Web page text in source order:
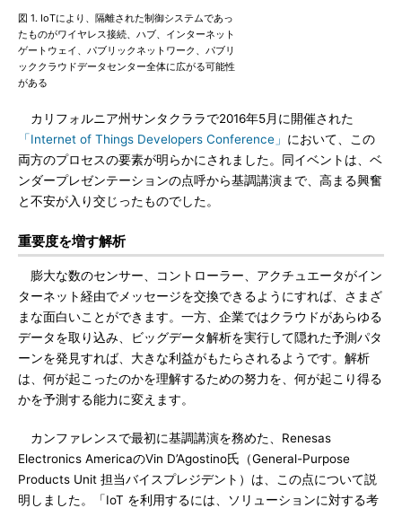
図 1. IoTにより、隔離された制御システムであっ
たものがワイヤレス接続、ハブ、インターネット
ゲートウェイ、パブリックネットワーク、パブリ
ッククラウドデータセンター全体に広がる可能性
がある
カリフォルニア州サンタクララで2016年5月に開催された
「Internet of Things Developers Conference」 において、この
両方のプロセスの要素が明らかにされました。同イベントは、ベ
ンダープレゼンテーションの点呼から基調講演まで、高まる興奮
と不安が入り交じったものでした。
重要度を増す解析
膨大な数のセンサー、コントローラー、アクチュエータがイン
ターネット経由でメッセージを交換できるようにすれば、さまざ
まな面白いことができます。一方、企業ではクラウドがあらゆる
データを取り込み、ビッグデータ解析を実行して隠れた予測パタ
ーンを発見すれば、大きな利益がもたらされるようです。解析
は、何が起こったのかを理解するための努力を、何が起こり得る
かを予測する能力に変えます。
カンファレンスで最初に基調講演を務めた、Renesas
Electronics AmericaのVin D’Agostino氏（General-Purpose
Products Unit 担当バイスプレジデント）は、この点について説
明しました。「IoT を利用するには、ソリューションに対する考